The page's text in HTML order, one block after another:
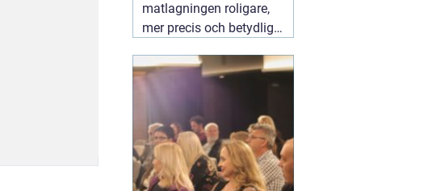
matlagningen roligare,
mer precis och betydligt
gäller för saxar,
trädgårdsredskap och
används dagligen.
Många i Lund funderar
på om de ska slipa
själva hemma eller